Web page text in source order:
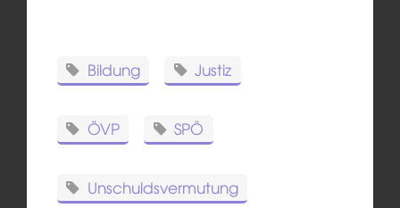
Bildung Justiz
ÖVP SPÖ
Unschuldsvermutung